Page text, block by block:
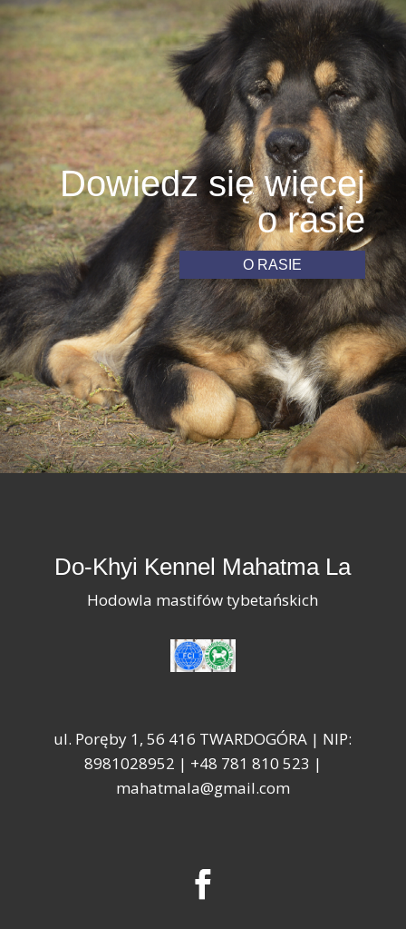
Dowiedz się więcej
o rasie
O RASIE
Do-Khyi Kennel Mahatma La
Hodowla mastifów tybetańskich
ul. Poręby 1, 56 416 TWARDOGÓRA | NIP:
8981028952 | +48 781 810 523 |
mahatmala@gmail.com